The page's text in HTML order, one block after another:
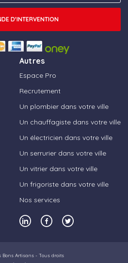
Autres
Espace Pro
Recrutement
Un plombier dans votre ville
Un chauffagiste dans votre ville
Un électricien dans votre ville
Un serrurier dans votre ville
Un vitrier dans votre ville
Un frigoriste dans votre ville
Nos services
D'INTERVENTION
Bons Artisans - Tous droits